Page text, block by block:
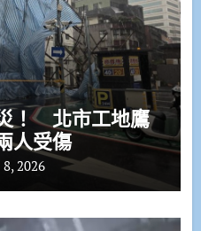
！ 北市工地鷹
人受傷
2026